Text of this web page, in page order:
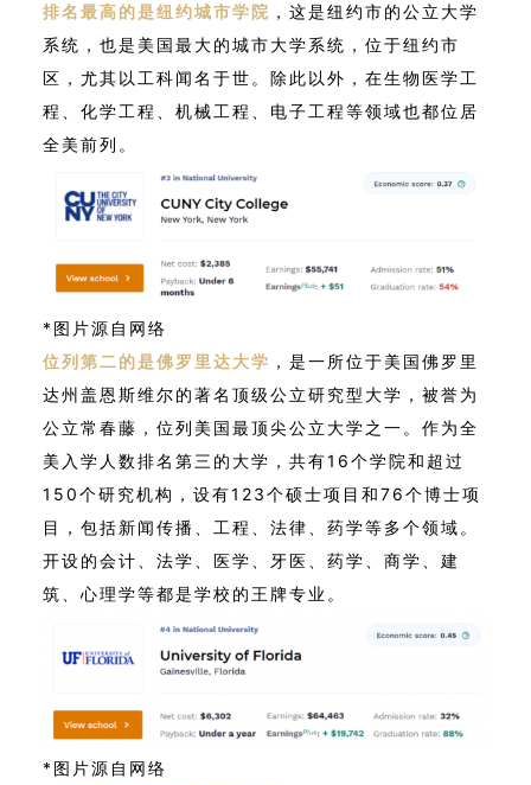
排名最高的是纽约城市学院 ，这是纽约市的公立大学
系统，也是美国最大的城市大学系统，位于纽约市
区，尤其以工科闻名于世。除此以外，在生物医学工
程、化学工程、机械工程、电子工程等领域也都位居
全美前列。
*图片源自网络
位列第二的是佛罗里达大学 ，是一所位于美国佛罗里
达州盖恩斯维尔的著名顶级公立研究型大学，被誉为
公立常春藤，位列美国最顶尖公立大学之一。作为全
美入学人数排名第三的大学，共有16个学院和超过
150个研究机构，设有123个硕士项目和76个博士项
目，包括新闻传播、工程、法律、药学等多个领域。
开设的会计、法学、医学、牙医、药学、商学、建
筑、心理学等都是学校的王牌专业。
*图片源自网络